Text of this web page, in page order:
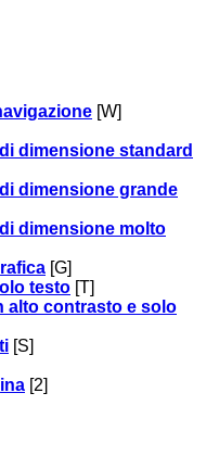
[W]
dimensione standard
dimensione grande
dimensione molto
[G]
testo [T]
alto contrasto e solo
[S]
[2]